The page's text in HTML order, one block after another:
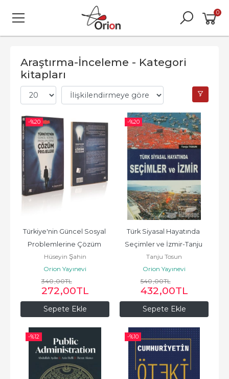
0
Araştırma-İnceleme - Kategori
kitapları
-%20
Sepete Ekle
Türkiye'nin Güncel Sosyal
Problemlerine Çözüm
Projeleri - Hüseyin Şahin
Hüseyin Şahin
Orion Yayınevi
340,00TL
272,00TL
-%20
Sepete Ekle
Türk Siyasal Hayatında
Seçimler ve İzmir-Tanju
Tosun
Tanju Tosun
Orion Yayınevi
540,00TL
432,00TL
-%12 -%10